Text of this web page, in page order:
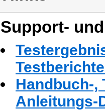
Support-
Handbuch-,
Anleitungs-